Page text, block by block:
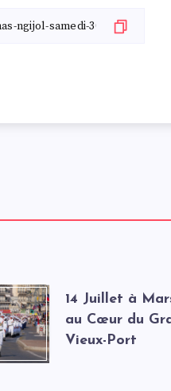
14 Juillet à
au Cœur du
Vieux-Port